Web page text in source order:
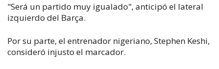
"Será un partido muy igualado", anticipó el lateral
izquierdo del Barça.
Por su parte, el entrenador nigeriano, Stephen Keshi,
consideró injusto el marcador.